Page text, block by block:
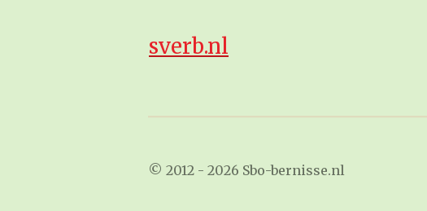
sverb.nl
© 2012 - 2026 Sbo-bernisse.nl